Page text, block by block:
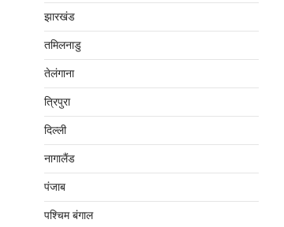
झारखंड
तमिलनाडु
तेलंगाना
त्रिपुरा
दिल्‍ली
नागालैंड
पंजाब
पश्चिम बंगाल